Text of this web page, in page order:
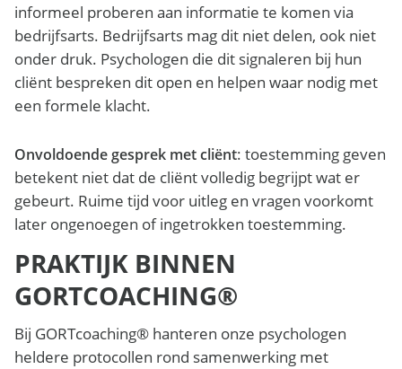
informeel proberen aan informatie te komen via
bedrijfsarts. Bedrijfsarts mag dit niet delen, ook niet
onder druk. Psychologen die dit signaleren bij hun
cliënt bespreken dit open en helpen waar nodig met
een formele klacht.
Onvoldoende gesprek met cliënt: toestemming geven
betekent niet dat de cliënt volledig begrijpt wat er
gebeurt. Ruime tijd voor uitleg en vragen voorkomt
later ongenoegen of ingetrokken toestemming.
PRAKTIJK BINNEN
GORTCOACHING®
Bij GORTcoaching® hanteren onze psychologen
heldere protocollen rond samenwerking met